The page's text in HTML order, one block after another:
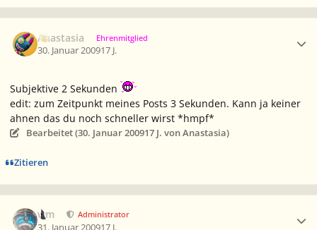
Anastasia Ehrenmitglied
30. Januar 200917 J.
Subjektive 2 Sekunden
edit: zum Zeitpunkt meines Posts 3 Sekunden. Kann ja keiner
ahnen das du noch schneller wirst *hmpf*
Bearbeitet (30. Januar 200917 J. von Anastasia)
Zitieren
wm Administrator
31. Januar 200917 J.